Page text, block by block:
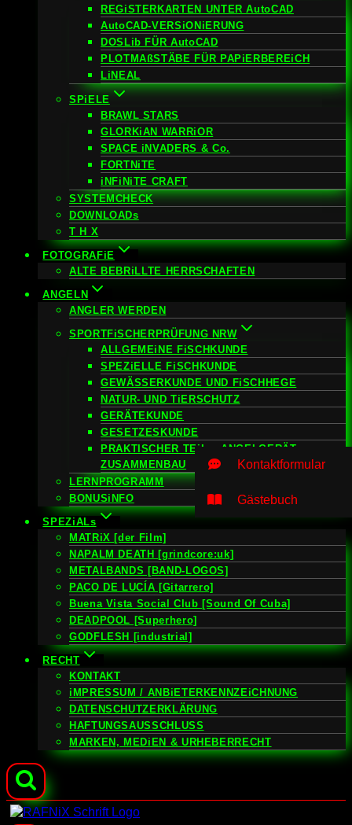
REGiSTERKARTEN UNTER AutoCAD
AutoCAD-VERSiONiERUNG
DOSLib FÜR AutoCAD
PLOTMAßSTÄBE FÜR PAPiERBEREiCH
LiNEAL
SPiELE
BRAWL STARS
GLORKiAN WARRiOR
SPACE iNVADERS & Co.
FORTNiTE
iNFiNiTE CRAFT
SYSTEMCHECK
DOWNLOADs
T H X
FOTOGRAFiE
ALTE BEBRiLLTE HERRSCHAFTEN
ANGELN
ANGLER WERDEN
SPORTFiSCHERPRÜFUNG NRW
ALLGEMEiNE FiSCHKUNDE
SPEZiELLE FiSCHKUNDE
GEWÄSSERKUNDE UND FiSCHHEGE
NATUR- UND TiERSCHUTZ
GERÄTEKUNDE
GESETZESKUNDE
PRAKTISCHER TEiL – ANGELGERÄT
ZUSAMMENBAU
LERNPROGRAMM
BONUSiNFO
SPEZiALs
MATRiX [der Film]
NAPALM DEATH [grindcore:uk]
METALBANDS [BAND-LOGOS]
PACO DE LUCÍA [Gitarrero]
Buena Vista Social Club [Sound Of Cuba]
DEADPOOL [Superhero]
GODFLESH [industrial]
RECHT
KONTAKT
iMPRESSUM / ANBiETERKENNZEiCHNUNG
DATENSCHUTZERKLÄRUNG
HAFTUNGSAUSSCHLUSS
MARKEN, MEDiEN & URHEBERRECHT
Kontaktformular
Gästebuch